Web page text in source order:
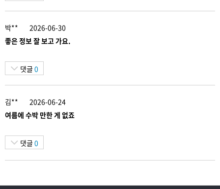
박**
2026-06-30
좋은 정보 잘 보고 가요.
댓글 0
김**
2026-06-24
여름에 수박 만한 게 없죠
댓글 0